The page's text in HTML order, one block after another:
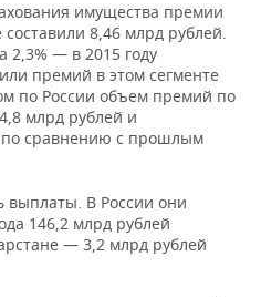
имущества премии
8,46 млрд рублей.
2,3% — в 2015 году
премий в этом сегменте
по России объем премий по
млрд рублей и
по сравнению с прошлым
выплаты. В России они
146,2 млрд рублей
— 3,2 млрд рублей